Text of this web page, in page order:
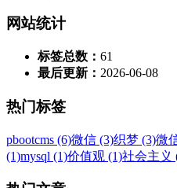
网站统计
标签总数： 61
最后更新： 2026-06-08
热门标签
pbootcms (6)微信 (3)织梦 (3)微
(1)mysql (1)价值观 (1)社会主义